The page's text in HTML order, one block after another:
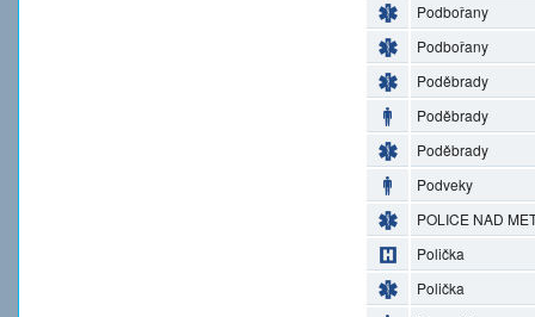
Podbořany
Podbořany
Poděbrady
Poděbrady
Poděbrady
Podveky
POLICE NAD
Polička
Polička